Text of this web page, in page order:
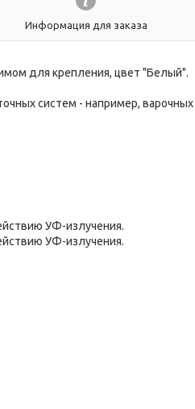
Информация для заказа
для крепления, цвет "Белый".
систем - например, варочных
УФ-излучения.
УФ-излучения.